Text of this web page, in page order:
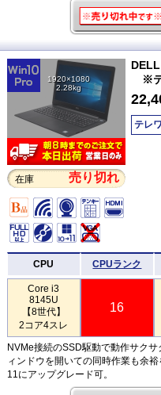
1920×1080
2.28kg
在庫 売り切れ
※テ
テレ
CPU CPUランク
Core i3
8145U
【8世代】
2コア4スレ
16
NVMe接続のSSD駆動で動作サク
ィンドウを開いての同時作業も余
11にアップグレード可。